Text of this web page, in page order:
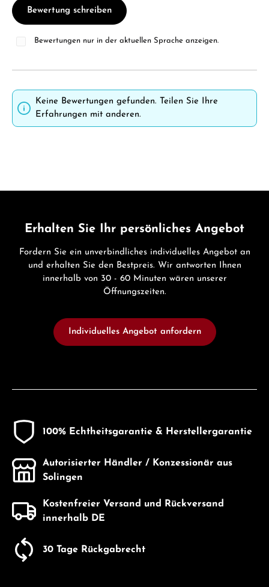
Bewertung schreiben
Bewertungen nur in der aktuellen Sprache anzeigen.
Keine Bewertungen gefunden. Teilen Sie Ihre
Erfahrungen mit anderen.
Erhalten Sie Ihr persönliches Angebot
Fordern Sie ein unverbindliches individuelles Angebot an
und erhalten Sie den Bestpreis. Wir antworten Ihnen
innerhalb von 30 - 60 Minuten wären unserer
Öffnungszeiten.
Individuelles Angebot anfordern
100% Echtheitsgarantie & Herstellergarantie
Autorisierter Händler / Konzessionär aus
Solingen
Kostenfreier Versand und Rückversand
innerhalb DE
30 Tage Rückgabrecht